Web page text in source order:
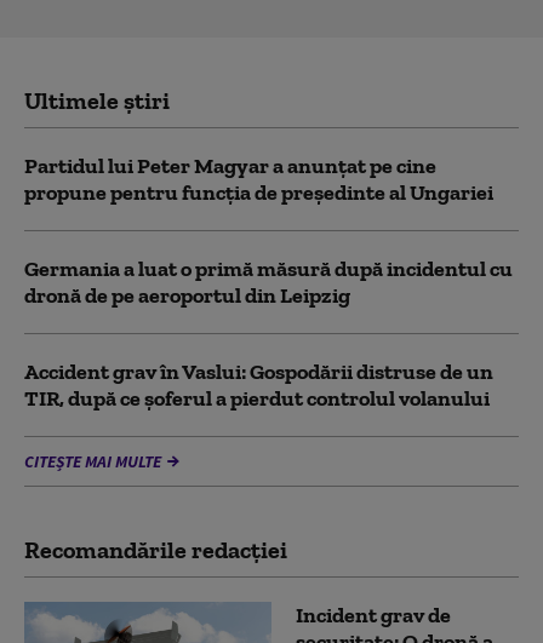
Ultimele știri
Partidul lui Peter Magyar a anunțat pe cine
propune pentru funcția de președinte al Ungariei
Germania a luat o primă măsură după incidentul cu
dronă de pe aeroportul din Leipzig
Accident grav în Vaslui: Gospodării distruse de un
TIR, după ce șoferul a pierdut controlul volanului
CITEȘTE MAI MULTE
Recomandările redacţiei
Incident grav de